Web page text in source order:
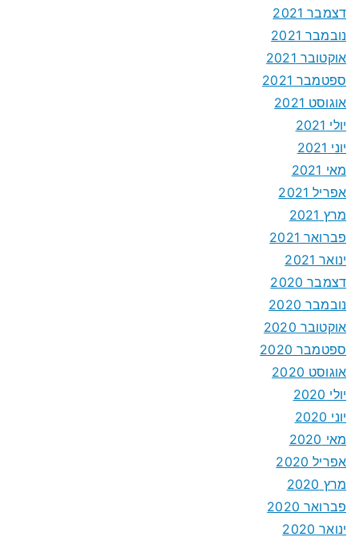
דצמבר 2021
נובמבר 2021
אוקטובר 2021
ספטמבר 2021
אוגוסט 2021
יולי 2021
יוני 2021
מאי 2021
אפריל 2021
מרץ 2021
פברואר 2021
ינואר 2021
דצמבר 2020
נובמבר 2020
אוקטובר 2020
ספטמבר 2020
אוגוסט 2020
יולי 2020
יוני 2020
מאי 2020
אפריל 2020
מרץ 2020
פברואר 2020
ינואר 2020